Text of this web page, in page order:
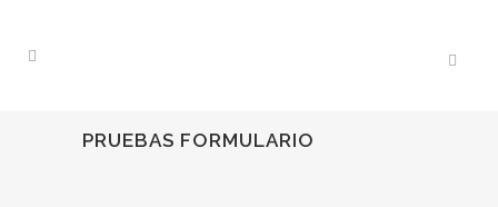
PRUEBAS FORMULARIO